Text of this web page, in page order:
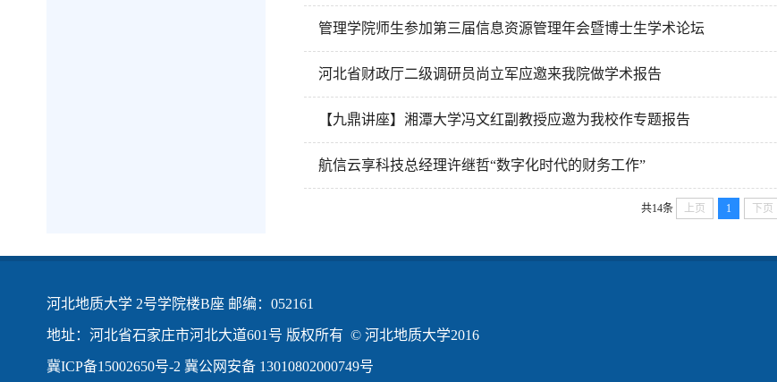
管理学院师生参加第三届信息资源管理年会暨博士生学术论坛
河北省财政厅二级调研员尚立军应邀来我院做学术报告
【九鼎讲座】湘潭大学冯文红副教授应邀为我校作专题报告
航信云享科技总经理许继哲“数字化时代的财务工作”
共14条 上页 1 下页
河北地质大学 2号学院楼B座 邮编：052161
地址：河北省石家庄市河北大道601号 版权所有 © 河北地质大学2016
冀ICP备15002650号-2 冀公网安备 13010802000749号